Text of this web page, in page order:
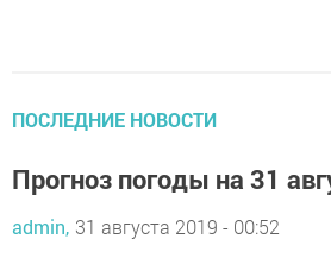
ПОСЛЕДНИЕ НОВОСТИ
Прогноз погоды на 31
admin, 31 августа 2019 - 00:52